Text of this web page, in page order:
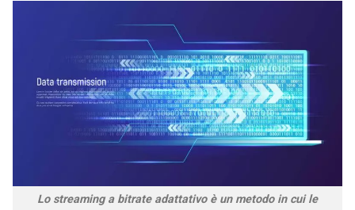
Lo streaming a bitrate adattativo è un metodo in cui le